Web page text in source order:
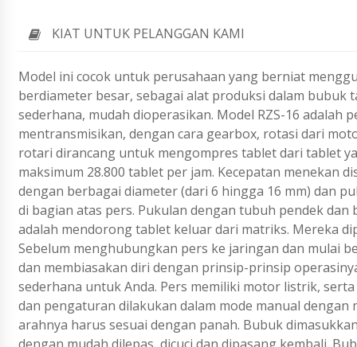
KIAT UNTUK PELANGGAN KAMI
Model ini cocok untuk perusahaan yang berniat
berdiameter besar, sebagai alat produksi dalam
sederhana, mudah dioperasikan. Model RZS-16
mentransmisikan, dengan cara gearbox, rotasi dari
rotari dirancang untuk mengompres tablet dari tablet
maksimum 28.800 tablet per jam. Kecepatan menekan
dengan berbagai diameter (dari 6 hingga 16 mm) dan
di bagian atas pers. Pukulan dengan tubuh pendek
adalah mendorong tablet keluar dari matriks. Mereka
Sebelum menghubungkan pers ke jaringan dan mulai
dan membiasakan diri dengan prinsip-prinsip
sederhana untuk Anda. Pers memiliki motor listrik,
dan pengaturan dilakukan dalam mode manual
arahnya harus sesuai dengan panah. Bubuk